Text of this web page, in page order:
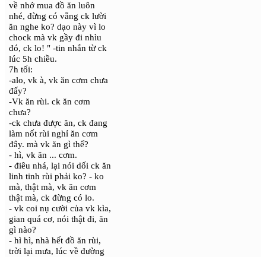
về nhớ mua đồ ăn luôn
nhé, đừng có vắng ck lười
ăn nghe ko? dạo này vì lo
chock mà vk gầy đi nhìu
đó, ck lo! " -tin nhắn từ ck
lúc 5h chiều.
7h tối:
-alo, vk à, vk ăn cơm chưa
đấy?
-Vk ăn rùi. ck ăn cơm
chưa?
-ck chưa được ăn, ck đang
làm nốt rùi nghỉ ăn cơm
đây. mà vk ăn gì thế?
- hì, vk ăn ... cơm.
- điêu nhá, lại nói dối ck ăn
linh tinh rùi phải ko? - ko
mà, thật mà, vk ăn cơm
thật mà, ck đừng có lo.
- vk coi nụ cười của vk kìa,
gian quá cơ, nói thật đi, ăn
gì nào?
- hì hì, nhà hết đồ ăn rùi,
trời lại mưa, lúc về đường